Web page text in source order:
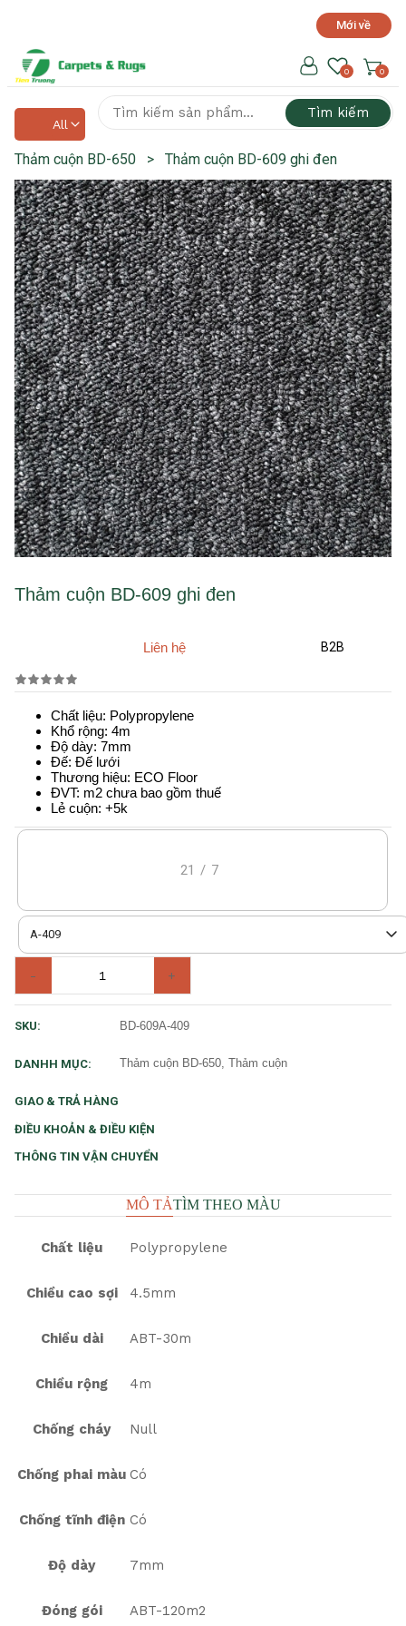
Tìm kiếm
0
0
All
Mới về
Thảm cuộn BD-609 ghi đen
Liên hệ
Chất liệu: Polypropylene
Khổ rộng: 4m
Độ dày: 7mm
Đế: Đế lưới
Thương hiệu: ECO Floor
ĐVT: m2 chưa bao gồm thuế
Lẻ cuộn: +5k
- +
A-409
SKU: BD-609A-409
DANHH MỤC: Thảm cuộn BD-650, Thảm cuộn
GIAO & TRẢ HÀNG
THÔNG TIN VẬN CHUYỂN
ĐIỀU KHOẢN & ĐIỀU KIỆN
21 7
/
B2B
Thảm cuộn BD-650 > Thảm cuộn BD-609 ghi đen
MÔ TẢTÌM THEO MÀU
Chất liệu Polypropylene
Chiều cao sợi 4.5mm
Chiều dài ABT-30m
Chiều rộng 4m
Chống cháy Null
Chống phai màu Có
Chống tĩnh điện Có
Độ dày 7mm
Đóng gói ABT-120m2